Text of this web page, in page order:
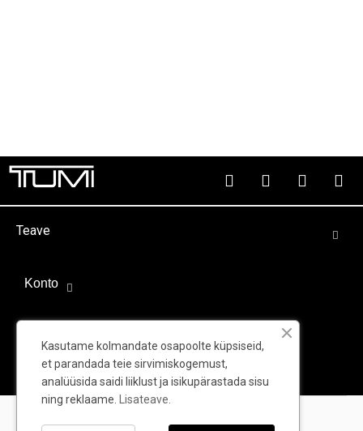
Teave
Konto
© TUMI - Kõik õigused kaitstud
Kasutame kolmandate osapoolte küpsiseid,
et parandada teie sirvimiskogemust,
analüüsida saidi liiklust ja isikupärastada sisu
ning reklaame.
Lisateave.